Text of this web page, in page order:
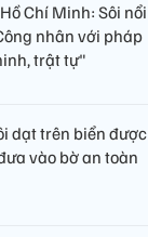
Chí Minh: Sôi nổi
nhân với pháp
trật tự"
dạt trên biển được
vào bờ an toàn